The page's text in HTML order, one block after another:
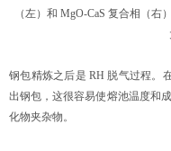
（左）和 MgO-CaS 复合相（
钢包精炼之后是 RH 脱气过程。
出钢包，这很容易使熔池温度和
化物夹杂物。